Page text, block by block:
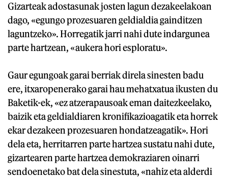
Gizarteak adostasunak josten lagun dezakeelakoan
dago, «egungo prozesuaren geldialdia gainditzen
laguntzeko». Horregatik jarri nahi dute indargunea
parte hartzean, «aukera hori esploratu».
Gaur egungoak garai berriak direla sinesten badu
ere, itxaropenerako garai hau mehatxatua ikusten du
Baketik-ek, «ez atzerapausoak eman daitezkeelako,
baizik eta geldialdiaren kronifikazioagatik eta horrek
ekar dezakeen prozesuaren hondatzeagatik». Hori
dela eta, herritarren parte hartzea sustatu nahi dute,
gizartearen parte hartzea demokraziaren oinarri
sendoenetako bat dela sinestuta, «nahiz eta alderdi